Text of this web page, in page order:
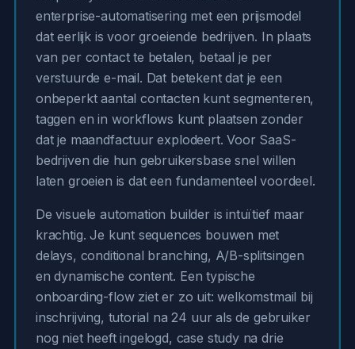
enterprise-automatisering met een prijsmodel
dat eerlijk is voor groeiende bedrijven. In plaats
van per contact te betalen, betaal je per
verstuurde e-mail. Dat betekent dat je een
onbeperkt aantal contacten kunt segmenteren,
taggen en in workflows kunt plaatsen zonder
dat je maandfactuur explodeert. Voor SaaS-
bedrijven die hun gebruikersbase snel willen
laten groeien is dat een fundamenteel voordeel.
De visuele automation builder is intuïtief maar
krachtig. Je kunt sequences bouwen met
delays, conditional branching, A/B-splitsingen
en dynamische content. Een typische
onboarding-flow ziet er zo uit: welkomstmail bij
inschrijving, tutorial na 24 uur als de gebruiker
nog niet heeft ingelogd, case study na drie